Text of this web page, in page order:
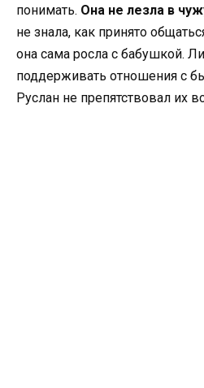
понимать. Она не лезла в
не знала, как принято
она сама росла с бабушкой.
поддерживать отношения с
Руслан не препятствовал их